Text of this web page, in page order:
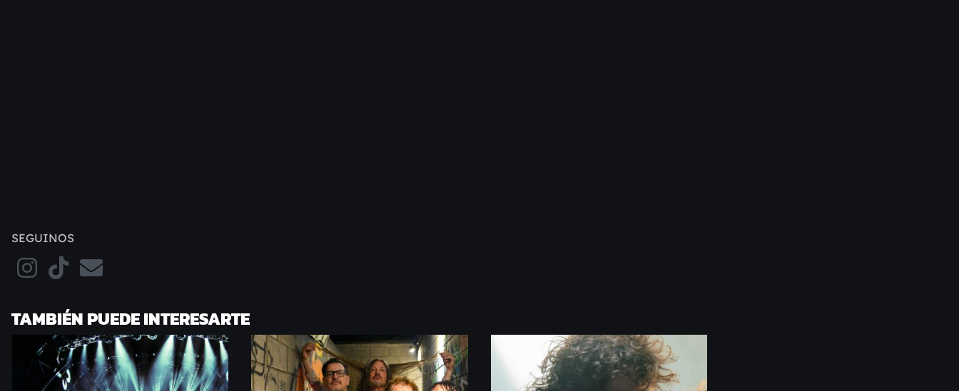
SEGUINOS
TAMBIÉN PUEDE INTERESARTE